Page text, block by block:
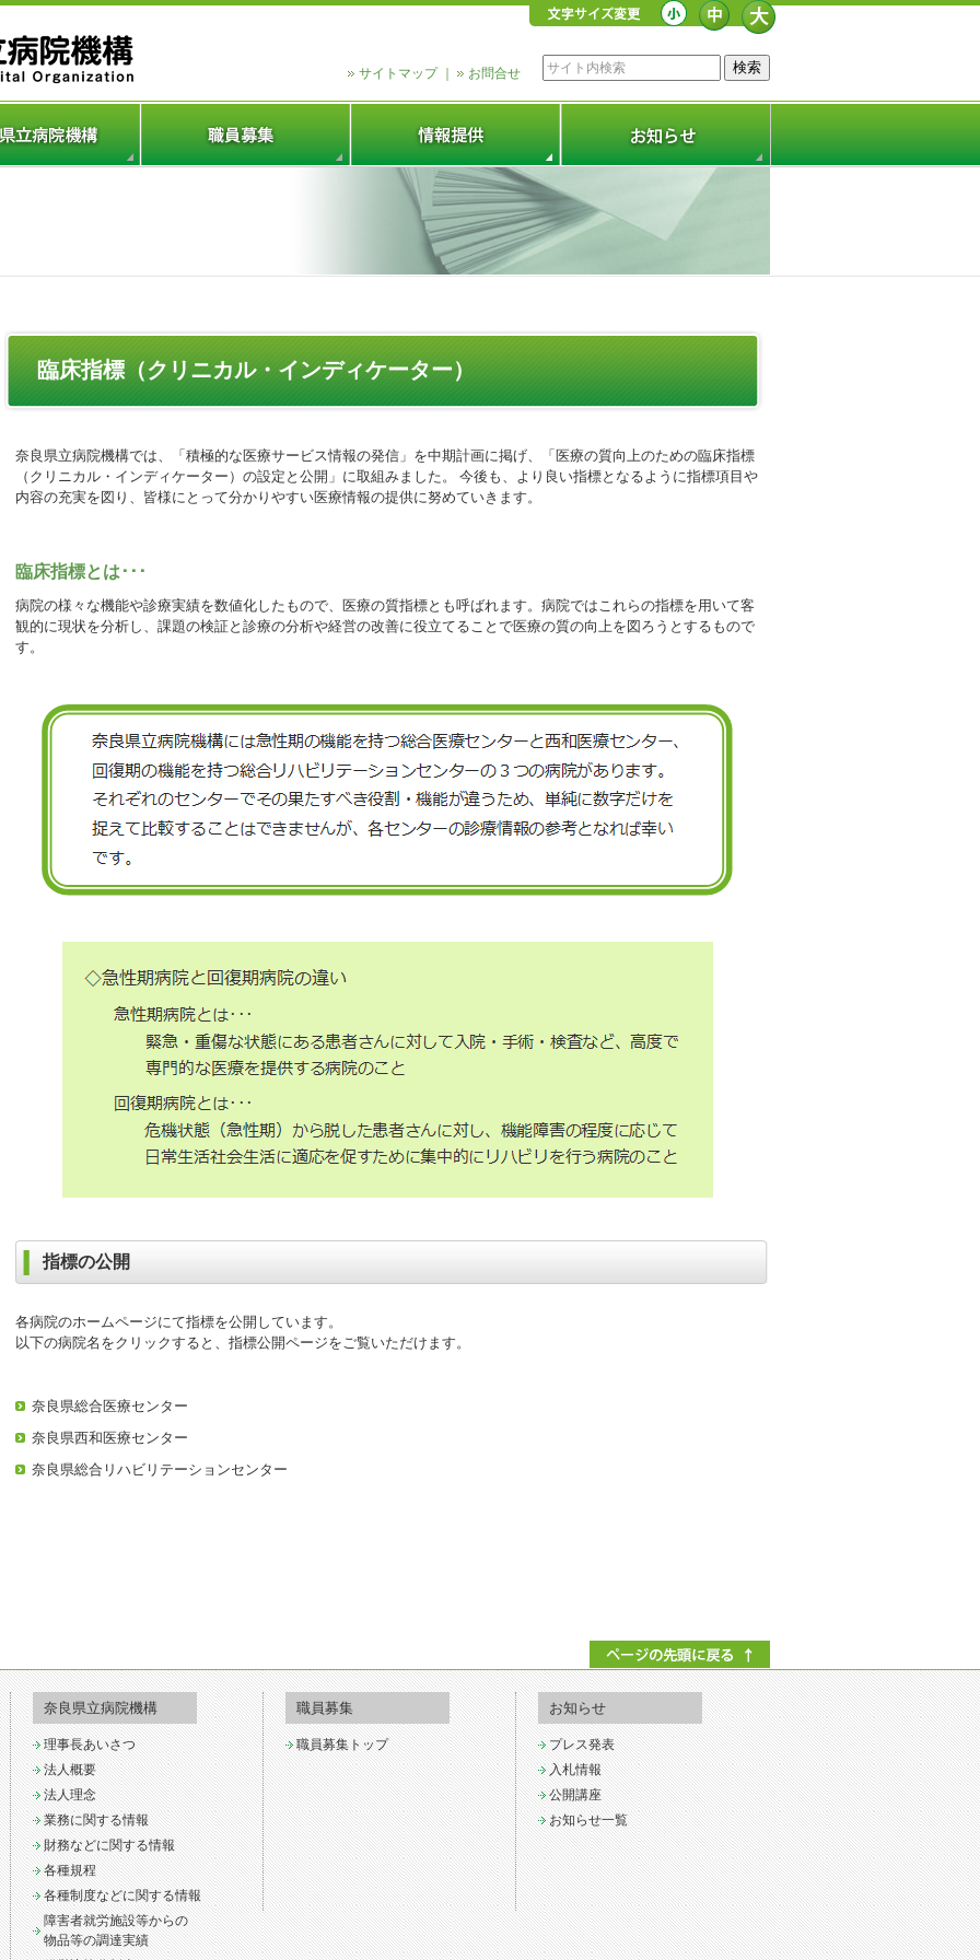
サイトマップ｜ お問合せ
臨床指標（クリニカル・インディケーター）
奈良県立病院機構では、「積極的な医療サービス情報の発信」を中期計画に掲げ、「医療の質向上のための臨床指標
（クリニカル・インディケーター）の設定と公開」に取組みました。 今後も、より良い指標となるように指標項目や
内容の充実を図り、皆様にとって分かりやすい医療情報の提供に努めていきます。
臨床指標とは･･･
病院の様々な機能や診療実績を数値化したもので、医療の質指標とも呼ばれます。病院ではこれらの指標を用いて客
観的に現状を分析し、課題の検証と診療の分析や経営の改善に役立てることで医療の質の向上を図ろうとするもので
す。
指標の公開
各病院のホームページにて指標を公開しています。
以下の病院名をクリックすると、指標公開ページをご覧いただけます。
奈良県総合医療センター
奈良県西和医療センター
奈良県総合リハビリテーションセンター
奈良県立病院機構
理事長あいさつ
法人概要
法人理念
業務に関する情報
財務などに関する情報
各種規程
各種制度などに関する情報
障害者就労施設等からの
物品等の調達実績
職員募集
職員募集トップ
お知らせ
プレス発表
入札情報
公開講座
お知らせ一覧